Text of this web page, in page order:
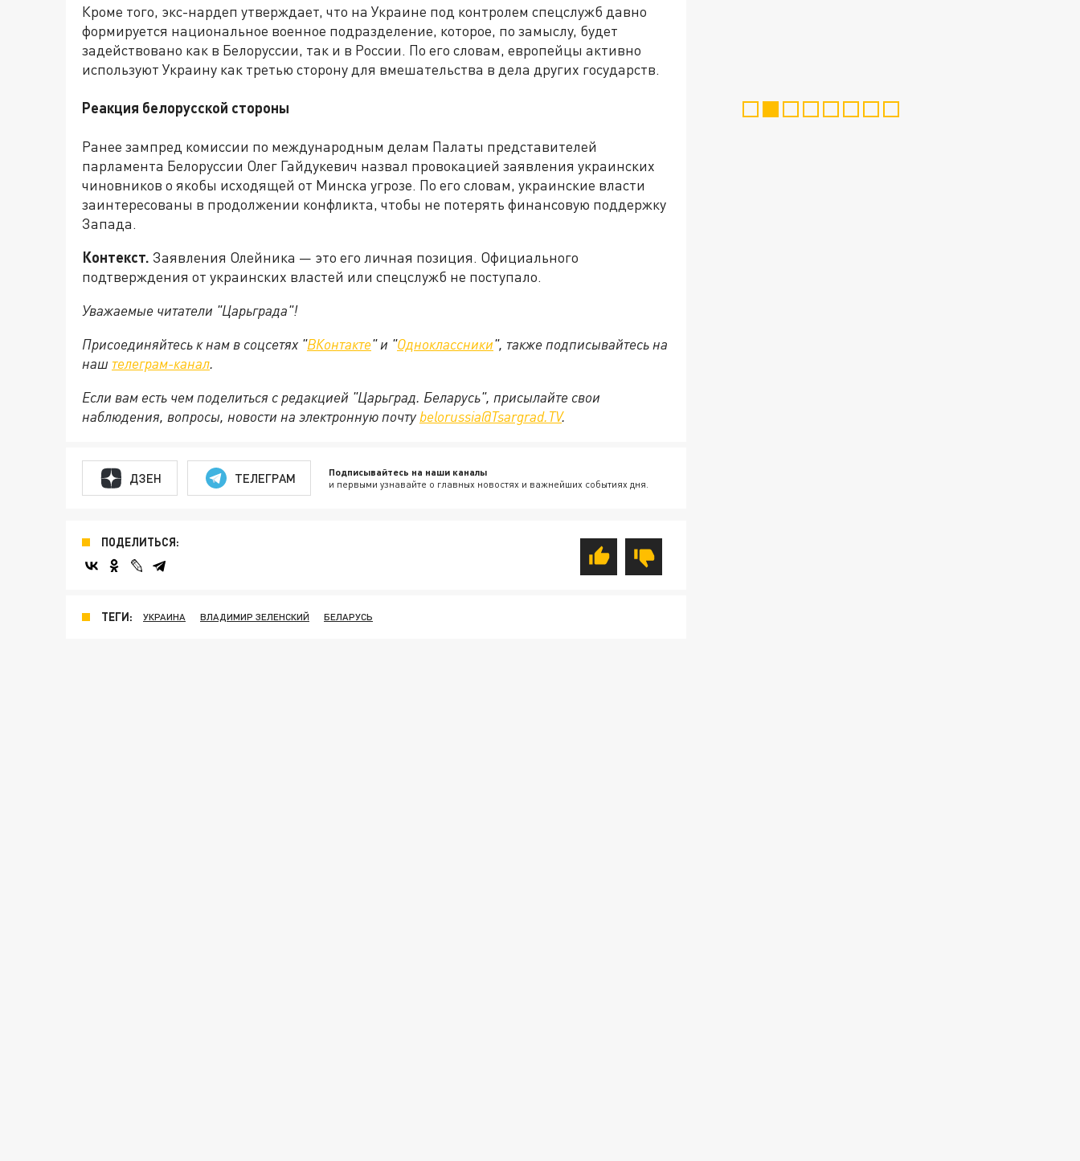
Кроме того, экс-нардеп утверждает, что на Украине под контролем спецслужб давно
формируется национальное военное подразделение, которое, по замыслу, будет
задействовано как в Белоруссии, так и в России. По его словам, европейцы активно
используют Украину как третью сторону для вмешательства в дела других государств.
Реакция белорусской стороны
Ранее зампред комиссии по международным делам Палаты представителей
парламента Белоруссии Олег Гайдукевич назвал провокацией заявления украинских
чиновников о якобы исходящей от Минска угрозе. По его словам, украинские власти
заинтересованы в продолжении конфликта, чтобы не потерять финансовую поддержку
Запада.
Контекст. Заявления Олейника — это его личная позиция. Официального
подтверждения от украинских властей или спецслужб не поступало.
Уважаемые читатели "Царьграда"!
Присоединяйтесь к нам в соцсетях "ВКонтакте" и "Одноклассники", также подписывайтесь на
наш телеграм-канал.
Если вам есть чем поделиться с редакцией "Царьград. Беларусь", присылайте свои
наблюдения, вопросы, новости на электронную почту belorussia@Tsargrad.TV.
ДЗЕН ТЕЛЕГРАМ Подписывайтесь на наши каналы
и первыми узнавайте о главных новостях и важнейших событиях дня.
ПОДЕЛИТЬСЯ:
ТЕГИ: УКРАИНА ВЛАДИМИР ЗЕЛЕНСКИЙ БЕЛАРУСЬ